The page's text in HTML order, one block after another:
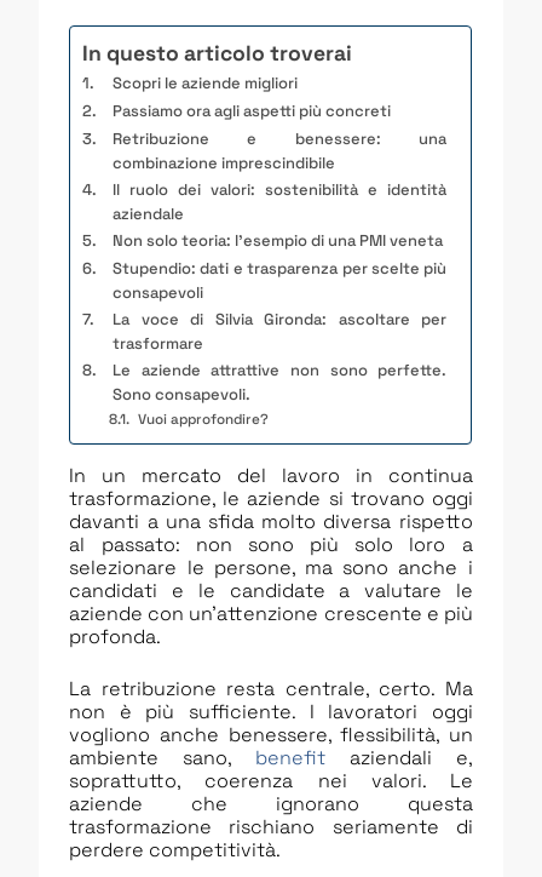
In questo articolo troverai
Scopri le aziende migliori
Passiamo ora agli aspetti più concreti
Retribuzione e benessere: una
combinazione imprescindibile
Il ruolo dei valori: sostenibilità e identità
aziendale
Non solo teoria: l’esempio di una PMI veneta
Stupendio: dati e trasparenza per scelte più
consapevoli
La voce di Silvia Gironda: ascoltare per
trasformare
Le aziende attrattive non sono perfette.
Sono consapevoli.
Vuoi approfondire?
In un mercato del lavoro in continua
trasformazione, le aziende si trovano oggi
davanti a una sfida molto diversa rispetto
al passato: non sono più solo loro a
selezionare le persone, ma sono anche i
candidati e le candidate a valutare le
aziende con un’attenzione crescente e più
profonda.
La retribuzione resta centrale, certo. Ma
non è più sufficiente. I lavoratori oggi
vogliono anche benessere, flessibilità, un
ambiente sano, benefit aziendali e,
soprattutto, coerenza nei valori. Le
aziende che ignorano questa
trasformazione rischiano seriamente di
perdere competitività.